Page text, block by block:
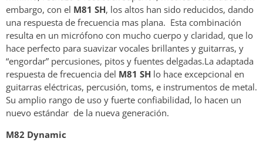
embargo, con el M81 SH, los altos han sido reducidos, dando
una respuesta de frecuencia mas plana. Esta combinación
resulta en un micrófono con mucho cuerpo y claridad, que lo
hace perfecto para suavizar vocales brillantes y guitarras, y
“engordar” percusiones, pitos y fuentes delgadas.La adaptada
respuesta de frecuencia del M81 SH lo hace excepcional en
guitarras eléctricas, percusión, toms, e instrumentos de metal.
Su amplio rango de uso y fuerte confiabilidad, lo hacen un
nuevo estándar de la nueva generación.
M82 Dynamic